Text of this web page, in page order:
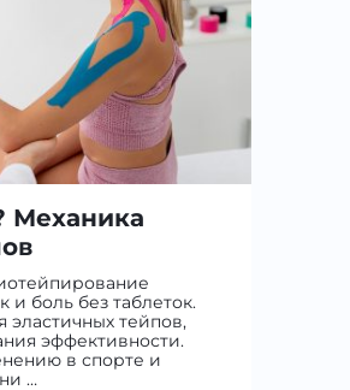
Механика
и боль без таблеток.
эластичных тейпов,
эффективности.
в спорте и
…